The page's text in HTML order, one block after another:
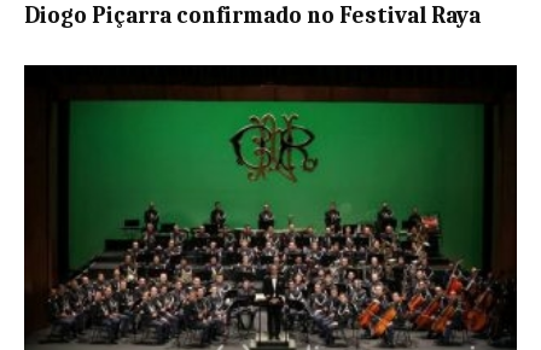
Diogo Piçarra confirmado no Festival Raya